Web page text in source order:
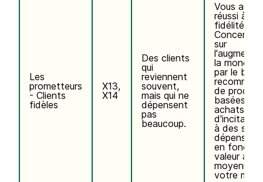
Les
prometteurs
- Clients
fidèles
X13,
X14
Des clients
qui
reviennent
souvent,
mais qui ne
dépensent
pas
beaucoup.
Vous avez
réussi à
fidélité.
sur
la
par le biais
de produits
basées sur
achats
à des
dépenses
en
valeur
moyenne
votre